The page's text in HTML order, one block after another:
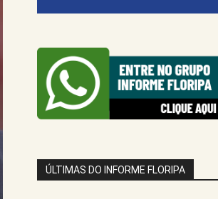
ÚLTIMAS DO INFORME FLORIPA